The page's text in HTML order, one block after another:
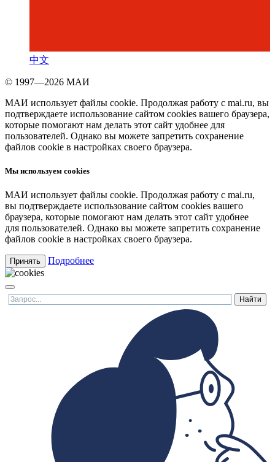
中文
© 1997—2026 МАИ
МАИ использует файлы cookie. Продолжая работу с mai.ru, вы
подтверждаете использование сайтом cookies вашего браузера,
которые помогают нам делать этот сайт удобнее для
пользователей. Однако вы можете запретить сохранение
файлов cookie в настройках своего браузера.
Мы используем cookies
МАИ использует файлы cookie. Продолжая работу с mai.ru,
вы подтверждаете использование сайтом cookies вашего
браузера, которые помогают нам делать этот сайт удобнее
для пользователей. Однако вы можете запретить сохранение
файлов cookie в настройках своего браузера.
Принять Подробнее